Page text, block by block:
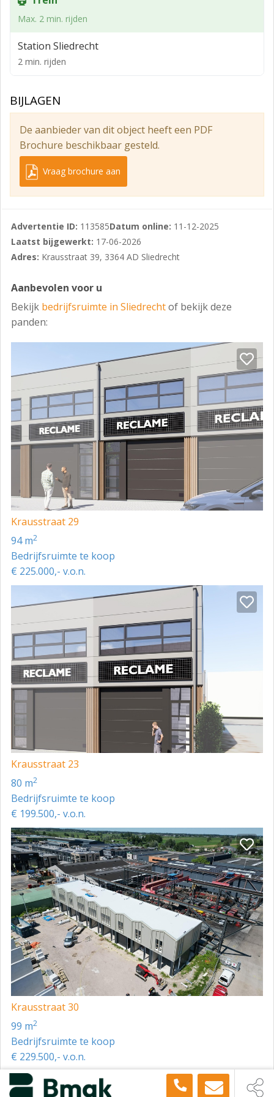
Vereniging van eigenaren:
Bedrijvenpark Sliedrecht wordt zoals gebruikelijk bij
bedrijfsverzamelgebouwen in het geheel gesplitst in
externe beheerder, een professionele VVE beheerder.
Het project valt binnen het bestemmingsplan
‘Bedrijventerrein Nijverwaard’. De
gebruiksmogelijkheden conform het bestemmingsplan
zijn “bedrijf tot en met categorie 3.2”.
via telefoonnummer (0183) 30 40 50 of mail naar
Max. 2 min. rijden
Station Sliedrecht
2 min. rijden
BIJLAGEN
De aanbieder van dit object heeft een PDF
Brochure beschikbaar gesteld.
Vraag brochure aan
Advertentie ID: 113585Datum online: 11-12-2025
Laatst bijgewerkt: 17-06-2026
Adres: Krausstraat 39, 3364 AD Sliedrecht
Aanbevolen voor u
Bekijk bedrijfsruimte in Sliedrechtof bekijk deze
panden:
Krausstraat 29
94 m2
Bedrijfsruimte te koop
€ 225.000,- v.o.n.
Krausstraat 23
80 m2
Bedrijfsruimte te koop
€ 199.500,- v.o.n.
Krausstraat 30
99 m2
Bedrijfsruimte te koop
€ 229.500,- v.o.n.
Toon meer panden in de buurt →